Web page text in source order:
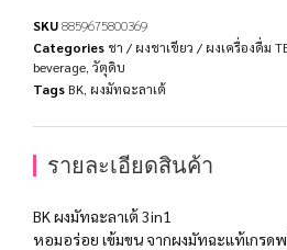
SKU8859675800369
Categories ชา / ผงชาเขียว / ผงเครื่องดื่ม
beverage วัตุดิบ
Tags BK ผงมัทฉะลาเต้
รายละเอียดสินค้า
BK ผงมัทฉะลาเต้ 3in1
หอมอร่อย เข้มขน จากผงมัทฉะแท้เกรดพ